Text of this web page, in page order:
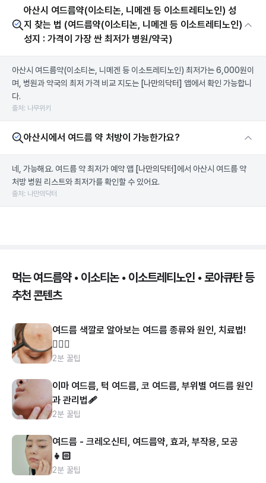
아산시 여드름약(이소티논, 니메겐 등 이소트레티노인) 성
지 찾는 법 (여드름약(이소티논, 니메겐 등 이소트레티노인)
성지 : 가격이 가장 싼 최저가 병원/약국)
아산시 여드름약(이소티논, 니메겐 등 이소트레티노인) 최저가는 6,000원이
며, 병원과 약국의 최저 가격 비교 지도는 [나만의닥터] 앱에서 확인 가능합니
다.
출처: 나무위키
아산시에서 여드름 약 처방이 가능한가요?
네, 가능해요. 여드름 약 최저가 예약 앱 [나만의닥터] 에서 아산시 여드름 약
처방 병원 리스트와 최저가를 확인할 수 있어요.
출처: 나만의닥터
먹는 여드름약 • 이소티논 • 이소트레티노인 • 로아큐탄 등
추천 콘텐츠
여드름 색깔로 알아보는 여드름 종류와 원인, 치료법!
👩🏻‍⚕️
2분 꿀팁
이마 여드름, 턱 여드름, 코 여드름, 부위별 여드름 원인
과 관리법🩹
2분 꿀팁
여드름 - 크레오신티, 여드름약, 효과, 부작용, 모공
👧🏻
2분 꿀팁